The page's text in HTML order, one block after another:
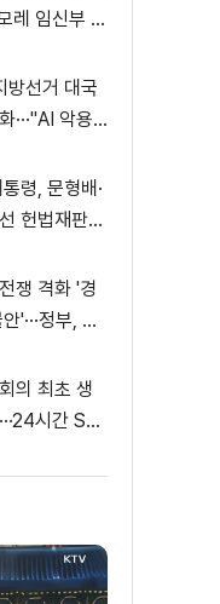
모레 임신부 사
방선거 대국
···"AI 악용
령, 문형배·
헌법재판관
쟁 격화 '경
'···정부, 금
의 최초 생
시간 SN